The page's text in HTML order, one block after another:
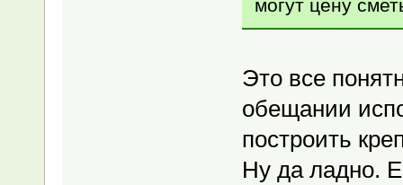
могут цену
Это все
обещании
построить
Ну да ладно.